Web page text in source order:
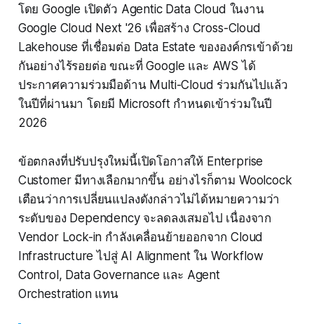
โดย Google เปิดตัว Agentic Data Cloud ในงาน
Google Cloud Next '26 เพื่อสร้าง Cross-Cloud
Lakehouse ที่เชื่อมต่อ Data Estate ขององค์กรเข้าด้วย
กันอย่างไร้รอยต่อ ขณะที่ Google และ AWS ได้
ประกาศความร่วมมือด้าน Multi-Cloud ร่วมกันไปแล้ว
ในปีที่ผ่านมา โดยมี Microsoft กำหนดเข้าร่วมในปี
2026
ข้อตกลงที่ปรับปรุงใหม่นี้เปิดโอกาสให้ Enterprise
Customer มีทางเลือกมากขึ้น อย่างไรก็ตาม Woolcock
เตือนว่าการเปลี่ยนแปลงดังกล่าวไม่ได้หมายความว่า
ระดับของ Dependency จะลดลงเสมอไป เนื่องจาก
Vendor Lock-in กำลังเคลื่อนย้ายออกจาก Cloud
Infrastructure ไปสู่ AI Alignment ใน Workflow
Control, Data Governance และ Agent
Orchestration แทน